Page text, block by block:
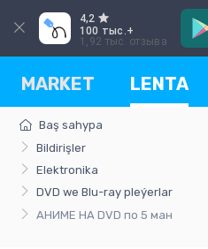
4,2
100 тыс.+
1,92 тыс. отзыва
MARKET LENTA
Baş sahypa
Bildirişler
Elektronika
DVD we Blu-ray pleýerlar
АНИМЕ НА DVD по 5 ман